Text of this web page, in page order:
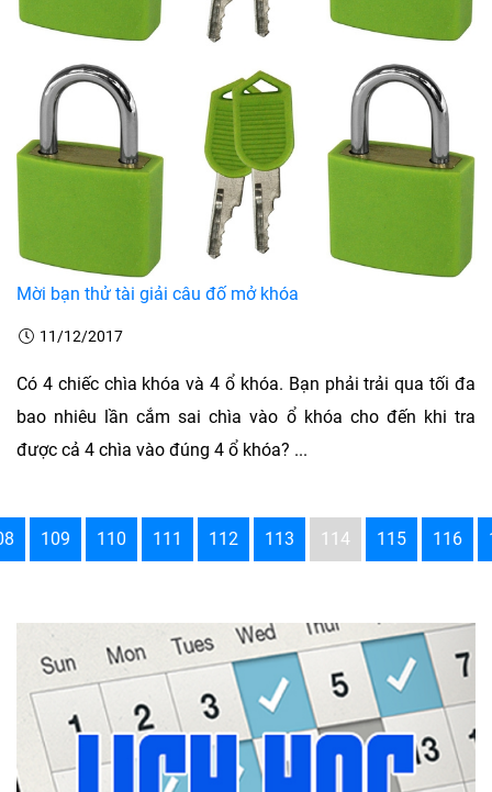
Mời bạn thử tài giải câu đố mở khóa
11/12/2017
Có 4 chiếc chìa khóa và 4 ổ khóa. Bạn phải trải qua tối đa
bao nhiêu lần cắm sai chìa vào ổ khóa cho đến khi tra
được cả 4 chìa vào đúng 4 ổ khóa? ...
109 110 111 112 113 114 115 116